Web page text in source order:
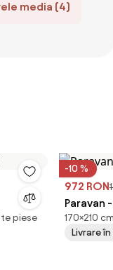
media (4)
piese
-10 %
972 RON
Paravan
170×210
Livrare